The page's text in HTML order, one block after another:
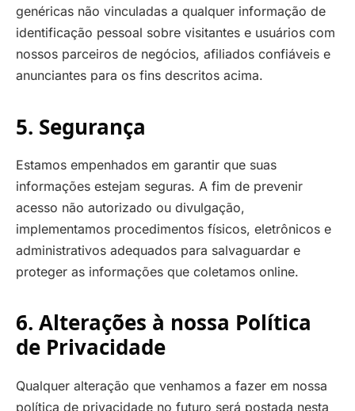
genéricas não vinculadas a qualquer informação de
identificação pessoal sobre visitantes e usuários com
nossos parceiros de negócios, afiliados confiáveis e
anunciantes para os fins descritos acima.
5. Segurança
Estamos empenhados em garantir que suas
informações estejam seguras. A fim de prevenir
acesso não autorizado ou divulgação,
implementamos procedimentos físicos, eletrônicos e
administrativos adequados para salvaguardar e
proteger as informações que coletamos online.
6. Alterações à nossa Política
de Privacidade
Qualquer alteração que venhamos a fazer em nossa
política de privacidade no futuro será postada nesta